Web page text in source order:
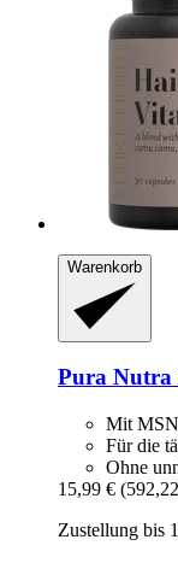
Warenkorb
Pura Nutra
Mit
Für die
Ohne
15,99 €
Zustellung bis